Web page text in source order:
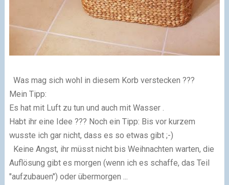
Was mag sich wohl in diesem Korb verstecken ???
Mein Tipp:
Es hat mit Luft zu tun und auch mit Wasser .
Habt ihr eine Idee ??? Noch ein Tipp: Bis vor kurzem
wusste ich gar nicht, dass es so etwas gibt ;-)
Keine Angst, ihr müsst nicht bis Weihnachten warten, die
Auflösung gibt es morgen (wenn ich es schaffe, das Teil
"aufzubauen") oder übermorgen ...